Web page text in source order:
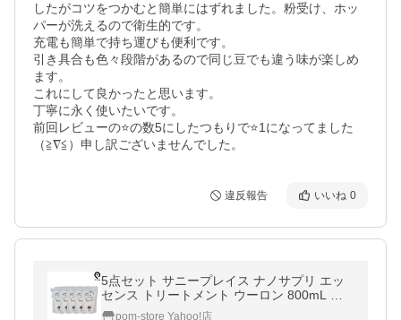
したがコツをつかむと簡単にはずれました。粉受け、ホッ
パーが洗えるので衛生的です。
充電も簡単で持ち運びも便利です。
引き具合も色々段階があるので同じ豆でも違う味が楽しめ
ます。
これにして良かったと思います。
丁寧に永く使いたいです。
前回レビューの⭐️の数5にしたつもりで⭐️1になってました
（≧∇≦）申し訳ございませんでした。
違反報告 いいね 0
5点セット サニープレイス ナノサプリ エッ
センス トリートメント ウーロン 800mL 詰
め替えpom-store Yahoo!店